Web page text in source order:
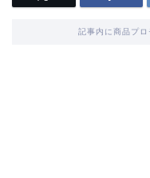
記事内に商品プ